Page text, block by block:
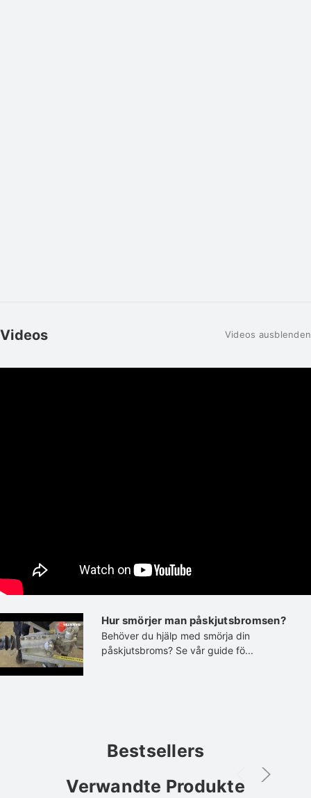
Videos Videos ausblenden
Hur smörjer man påskjutsbromsen?
Behöver du hjälp med smörja din
påskjutsbroms? Se vår guide fö...
Bestsellers
Verwandte Produkte